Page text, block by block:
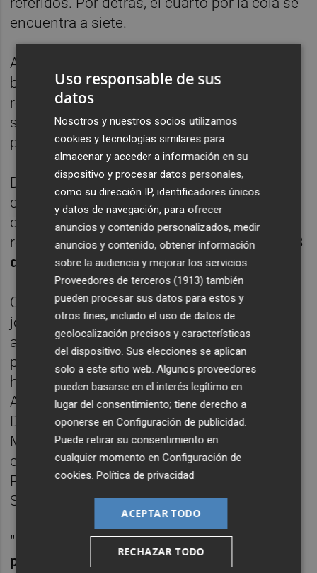
encuentra a siete.
Así pues, en estas ocho jornadas el cuadro
blanquinegro cedió mucho terreno con
respecto a los equipos de arriba y también
sobre los de abajo y su dinámica es para
preocuparse.
De mantenerse esa pésima progresión el
cuadro cartagenerista caería a zona de
descenso en una competición a cuya fase
regular le faltan16 jornadasy finalizará el
28
de mayo.
Con el ritmo que lleva en estas ocho
jornadas el equipo de la ciudad portuaria
acabaría con 40 puntos y con esa
puntuación se desciende. No en vano lo
hicieron en las últimas temporadas el
Amorebieta, con 43; el Sabadell, con 46; el
Deportivo de La Coruña, con 51; el Rayo
Majadahonda, con 45; la Cultural Leonesa,
con 48; el UCAM Murcia, con 48; la
Ponferradina, con 47; y el Racing de
Santander, con 44.
"Me aferro en estos casos a mi
pensamiento y en lo que confío. Ante el
Uso responsable de sus
datos
Nosotros y nuestros socios utilizamos
cookies y tecnologías similares para
almacenar y acceder a información en su
dispositivo y procesar datos personales,
como su dirección IP, identificadores únicos
y datos de navegación, para ofrecer
anuncios y contenido personalizados, medir
anuncios y contenido, obtener información
sobre la audiencia y mejorar los servicios.
Proveedores de terceros (1913) también
pueden procesar sus datos para estos y
otros fines, incluido el uso de datos de
geolocalización precisos y características
del dispositivo. Sus elecciones se aplican
solo a este sitio web. Algunos proveedores
pueden basarse en el interés legítimo en
lugar del consentimiento; tiene derecho a
oponerse enConfiguración de publicidad.
Puede retirar su consentimiento en
cualquier momento enConfiguración de
cookies.Política de privacidad
ACEPTAR TODO
RECHAZAR TODO